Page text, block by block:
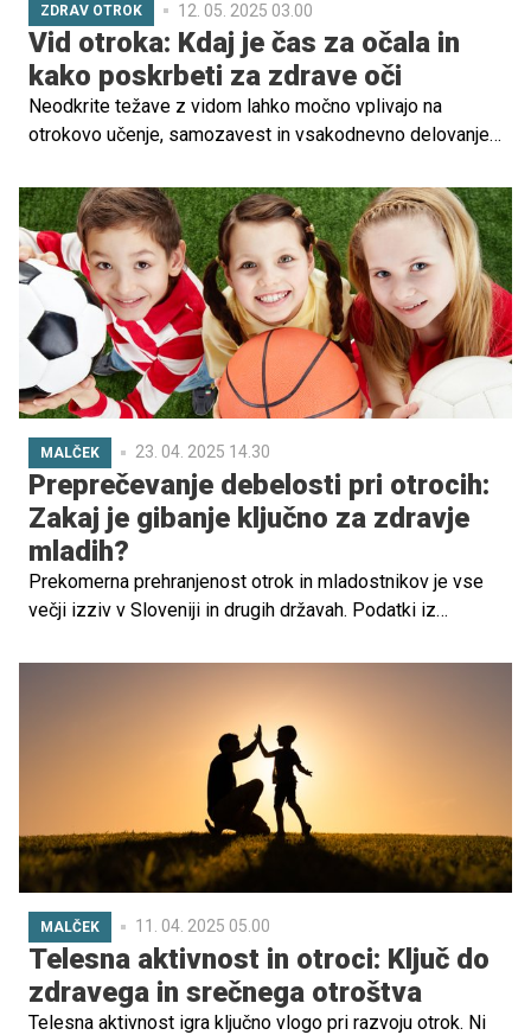
ZDRAV OTROK 12. 05. 2025 03.00
Vid otroka: Kdaj je čas za očala in
kako poskrbeti za zdrave oči
Neodkrite težave z vidom lahko močno vplivajo na
otrokovo učenje, samozavest in vsakodnevno delovanje.
pomena, da poznate simptome in pravočasno ukrepate.
MALČEK 23. 04. 2025 14.30
Preprečevanje debelosti pri otrocih:
Zakaj je gibanje ključno za zdravje
mladih?
Prekomerna prehranjenost otrok in mladostnikov je vse
večji izziv v Sloveniji in drugih državah. Podatki iz
da delež prekomerno prehranjenih otrok in mladostnikov
četrtina otrok prekomerno prehranjenih (24,9 %).
MALČEK 11. 04. 2025 05.00
Telesna aktivnost in otroci: Ključ do
zdravega in srečnega otroštva
Telesna aktivnost igra ključno vlogo pri razvoju otrok. Ni